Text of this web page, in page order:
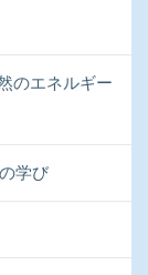
のエネルギー
学び